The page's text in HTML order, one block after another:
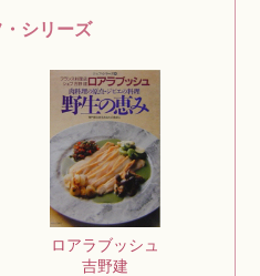
・シリーズ
ロアラブッシュ
吉野建